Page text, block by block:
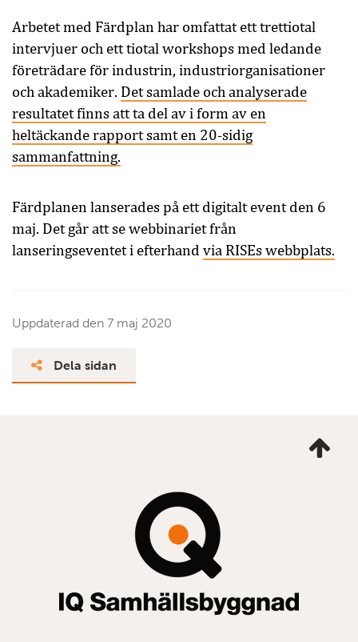
Arbetet med Färdplan har omfattat ett trettiotal
intervjuer och ett tiotal workshops med ledande
företrädare för industrin, industriorganisationer
och akademiker. Det samlade och analyserade
resultatet finns att ta del av i form av en
heltäckande rapport samt en 20-sidig
sammanfattning.
Färdplanen lanserades på ett digitalt event den 6
maj. Det går att se webbinariet från
lanseringseventet i efterhand via RISEs webbplats.
Uppdaterad den 7 maj 2020
Dela sidan
mig